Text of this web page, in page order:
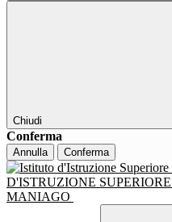
Chiudi
Conferma
Annulla Conferma
D'ISTRUZIONE SUPERIORE
MANIAGO